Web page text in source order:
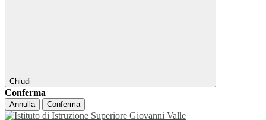
Chiudi
Conferma
Annulla Conferma